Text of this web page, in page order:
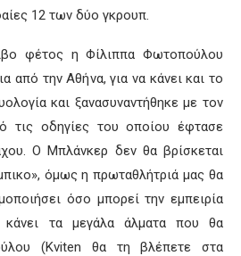
12 των δύο γκρουπ.
φέτος η Φίλιππα Φωτοπούλου
από την Αθήνα, για να κάνει και το
και ξανασυναντήθηκε με τον
τις οδηγίες του οποίου έφτασε
Ο Μπλάνκερ δεν θα βρίσκεται
όμως η πρωταθλήτριά μας θα
όσο μπορεί την εμπειρία
τα μεγάλα άλματα που θα
(Kviten θα τη βλέπετε στα